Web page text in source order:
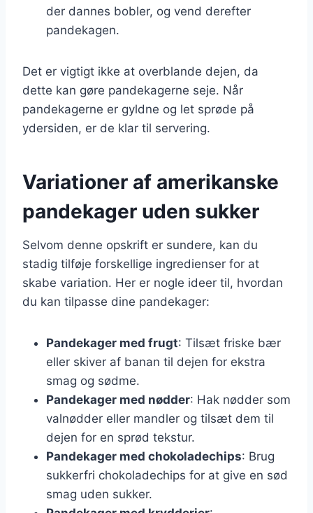
der dannes bobler, og vend derefter
pandekagen.
Det er vigtigt ikke at overblande dejen, da
dette kan gøre pandekagerne seje. Når
pandekagerne er gyldne og let sprøde på
ydersiden, er de klar til servering.
Variationer af amerikanske
pandekager uden sukker
Selvom denne opskrift er sundere, kan du
stadig tilføje forskellige ingredienser for at
skabe variation. Her er nogle ideer til, hvordan
du kan tilpasse dine pandekager:
Pandekager med frugt: Tilsæt friske bær
eller skiver af banan til dejen for ekstra
smag og sødme.
Pandekager med nødder: Hak nødder som
valnødder eller mandler og tilsæt dem til
dejen for en sprød tekstur.
Pandekager med chokoladechips: Brug
sukkerfri chokoladechips for at give en sød
smag uden sukker.